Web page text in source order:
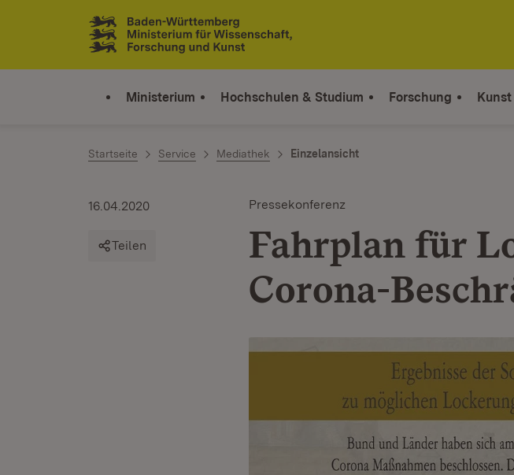
Zum Inhalt springen
Link zur Startseite
Ministerium Hochschulen & Studium Forschung
Startseite Service Mediathek Einzelansicht
Pressekonferenz
Fahrplan für
Corona-
16.04.2020
Teilen